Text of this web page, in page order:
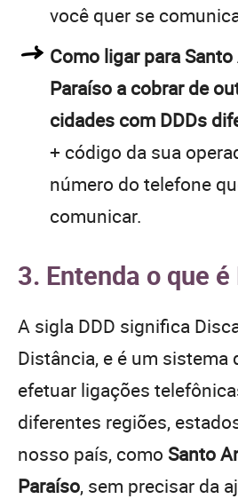
você quer se
Como ligar para
Paraíso a cobrar de
cidades com DDDs
+ código da sua
número do telefone
comunicar.
3. Entenda o que é
A sigla DDD significa
Distância, e é um sistema
efetuar ligações
diferentes regiões,
nosso país, como Santo
Paraíso, sem precisar da